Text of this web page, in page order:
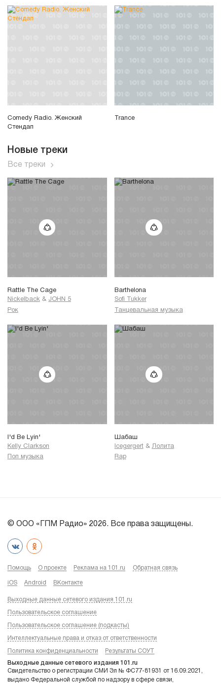
Comedy Radio. Женский
Стендап
Trance
Новые треки
Все треки
Rattle The Cage
Nickelback & JOHN 5
Рок
Barthelona
Sofi Tukker
Танцевальная музыка
I'd Be Lyin'
Kelly Clarkson
Поп музыка
Шабаш
Icegergert & Лолита
Rap
© ООО «ГПМ Радио» 2026. Все права защищены.
Помощь О проекте Реклама на 101.ru Обратная связь
iOS Android ВКонтакте
Выходные данные сетевого издания 101.ru
Пользовательское соглашение
Пользовательское соглашение (подкасты)
Интеллектуальные права и отказ от ответственности
Политика конфиденциальности Результаты СОУТ
Выходные данные сетевого издания 101.ru
Свидетельство о регистрации СМИ Эл № ФС77-81931 от 16.09.2021,
выдано Федеральной службой по надзору в сфере связи,